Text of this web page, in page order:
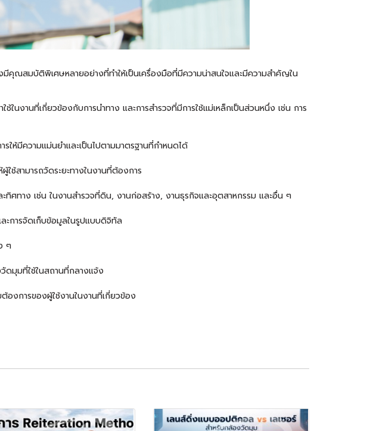
ณสมบัติพิเศษหลายอย่างที่ทำให้เป็นเครื่องมือที่มีความน่าสนใจและมีความสำคัญใน
งานที่เกี่ยวข้องกับการนำทาง และการสำรวจที่มีการใช้แม่เหล็กเป็นส่วนหนึ่ง เช่น การ
ห้มีความแม่นยำและเป็นไปตามมาตรฐานที่กำหนดได้
ใช้สามารถวัดระยะทางในงานที่ต้องการ
ศทาง เช่น ในงานสำรวจที่ดิน, งานก่อสร้าง, งานธุรกิจและอุตสาหกรรม และอื่น ๆ
ะการจัดเก็บข้อมูลในรูปแบบดิจิทัล
ๆ
ดมุมที่ใช้ในสถานที่กลางแจ้ง
งการของผู้ใช้งานในงานที่เกี่ยวข้อง